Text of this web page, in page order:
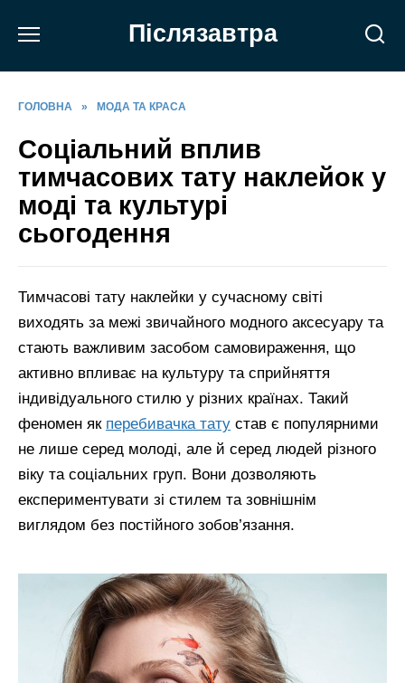
Післязавтра
ГОЛОВНА » МОДА ТА КРАСА
Соціальний вплив
тимчасових тату наклейок у
моді та культурі
сьогодення
Тимчасові тату наклейки у сучасному світі
виходять за межі звичайного модного аксесуару та
стають важливим засобом самовираження, що
активно впливає на культуру та сприйняття
індивідуального стилю у різних країнах. Такий
феномен як перебивачка тату став є популярними
не лише серед молоді, але й серед людей різного
віку та соціальних груп. Вони дозволяють
експериментувати зі стилем та зовнішнім
виглядом без постійного зобов’язання.